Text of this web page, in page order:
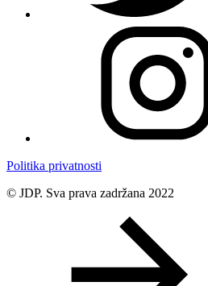
Politika privatnosti
© JDP. Sva prava zadržana 2022